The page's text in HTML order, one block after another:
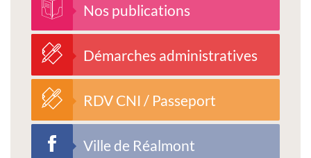
Nos publications
Démarches administratives
RDV CNI / Passeport
Ville de Réalmont